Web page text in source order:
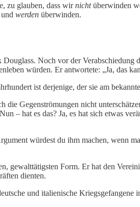
zu glauben, dass wirnichtüberwinden
und werden überwinden.
Noch vor der Verabschiedung
würden. Er antwortete: „Ja, das
ist derjenige, der sie am
Gegenströmungen nicht
– hat es das? Ja, es hat sich etwas
würdest du ihm machen, wenn
gewalttätigsten Form. Er hat den
dienten.
und italienische Kriegsgefangene